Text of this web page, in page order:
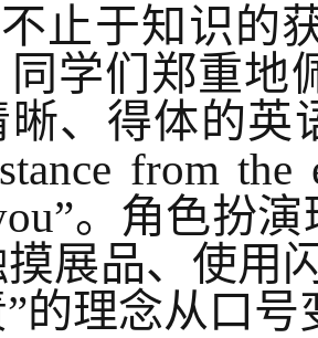
止于知识的
同学们郑重地
、得体的英
from
。角色扮
展品、使用
的理念从口